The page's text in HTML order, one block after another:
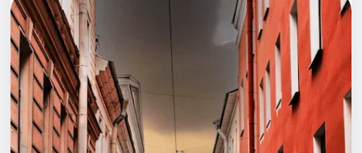
Выставки
Квесты
Экскурсии
Спорт